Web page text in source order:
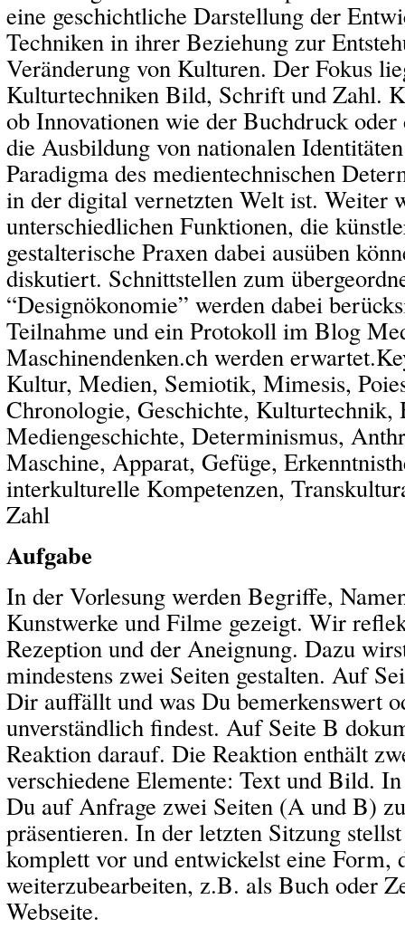
eine geschichtliche Darstellung der
Techniken in ihrer Beziehung zur
Veränderung von Kulturen. Der Fokus
Kulturtechniken Bild, Schrift und Zahl.
ob Innovationen wie der Buchdruck
die Ausbildung von nationalen
Paradigma des medientechnischen
in der digital vernetzten Welt ist. Weiter
unterschiedlichen Funktionen, die
gestalterische Praxen dabei ausüben
diskutiert. Schnittstellen zum
“Designökonomie” werden dabei
Teilnahme und ein Protokoll im Blog
Maschinendenken.ch werden
Kultur, Medien, Semiotik, Mimesis,
Chronologie, Geschichte, Kulturtechnik,
Mediengeschichte, Determinismus,
Maschine, Apparat, Gefüge,
interkulturelle Kompetenzen,
Zahl
Aufgabe
In der Vorlesung werden Begriffe,
Kunstwerke und Filme gezeigt. Wir
Rezeption und der Aneignung. Dazu
mindestens zwei Seiten gestalten. Auf
Dir auffällt und was Du bemerkenswert
unverständlich findest. Auf Seite B
Reaktion darauf. Die Reaktion enthält
verschiedene Elemente: Text und Bild.
Du auf Anfrage zwei Seiten (A und B)
präsentieren. In der letzten Sitzung
komplett vor und entwickelst eine Form,
weiterzubearbeiten, z.B. als Buch oder
Webseite.